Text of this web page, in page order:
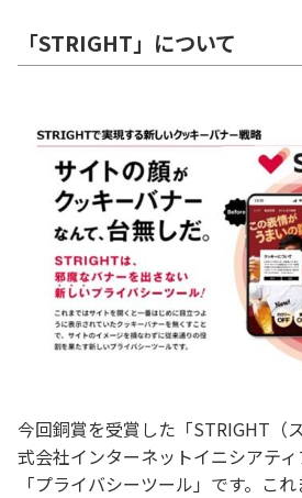
「STRIGHT」について
今回銅賞を受賞した「STRIGHT（
式会社インターネットイニシアテ
「プライバシーツール」です。こ